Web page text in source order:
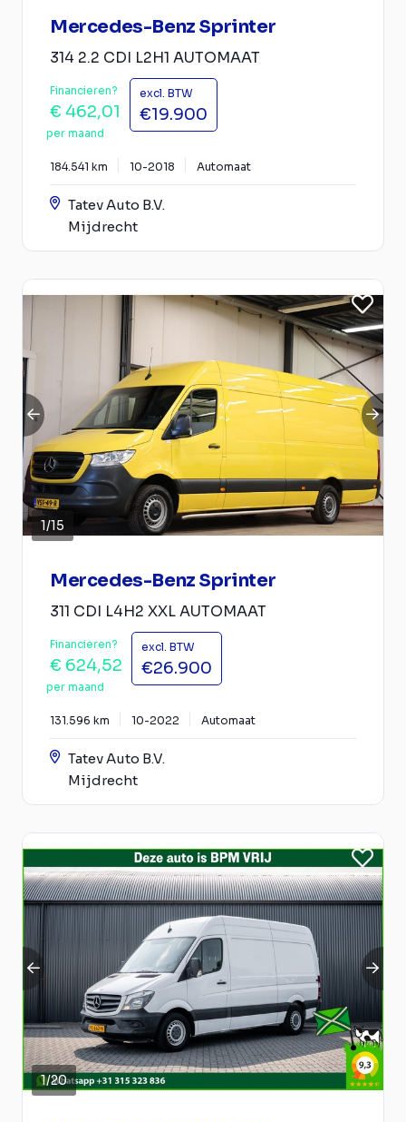
Mercedes-Benz Sprinter
314 2.2 CDI L2H1 AUTOMAAT
Financieren?
€ 462,01
per maand
excl. BTW
€19.900
184.541 km 10-2018 Automaat
Tatev Auto B.V.
Mijdrecht
1/15
Mercedes-Benz Sprinter
311 CDI L4H2 XXL AUTOMAAT
Financieren?
€ 624,52
per maand
excl. BTW
€26.900
131.596 km 10-2022 Automaat
Tatev Auto B.V.
Mijdrecht
1/20